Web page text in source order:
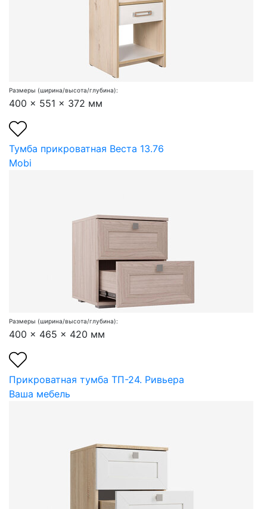
Размеры (ширина/высота/глубина):
400 x 551 x 372 мм
Тумба прикроватная Веста 13.76
Mobi
Размеры (ширина/высота/глубина):
400 x 465 x 420 мм
Прикроватная тумба ТП-24. Ривьера
Ваша мебель